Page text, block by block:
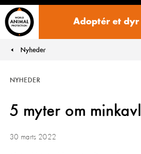
Adoptér et dyr
You are here:
Nyheder
5 myter om minkavl
NYHEDER
30 marts 2022